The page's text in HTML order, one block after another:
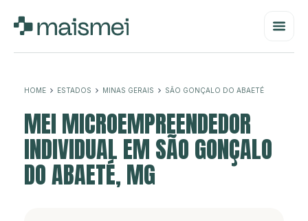
HOME ESTADOS MINAS GERAIS SÃO GONÇALO DO ABAETÉ
MEI MICROEMPREENDEDOR
INDIVIDUAL EM SÃO GONÇALO
DO ABAETÉ, MG